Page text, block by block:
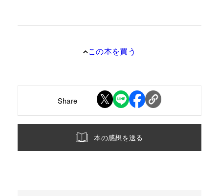
この本を買う
Share
本の感想を送る